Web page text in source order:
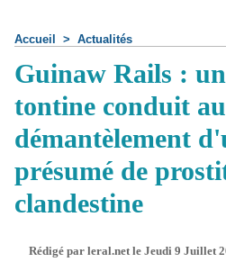
Accueil > Actualités
Guinaw Rails :
tontine conduit au
démantèlement
présumé de
clandestine
Rédigé par leral.net le Jeudi 9 Juillet